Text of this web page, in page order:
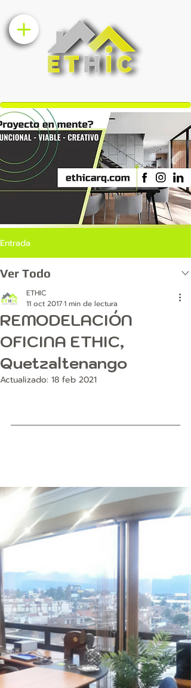
Entrada
Ver Todo
REMODELACIÓN
OFICINA ETHIC,
Quetzaltenango
ETHIC
11 oct 20171 min de lectura
Actualizado: 18 feb 2021